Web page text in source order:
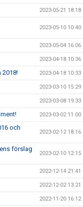
2023-05-21 18:18
2023-05-10 10:40
2023-05-04 16:06
2023-04-18 10:36
2023-04-18 10:33
2023-03-10 15:29
2023-03-08 19:33
2023-03-02 11:00
och
2023-02-12 18:16
förslag
2023-02-10 12:15
2022-12-14 21:41
2022-12-02 13:21
2022-11-20 16:12